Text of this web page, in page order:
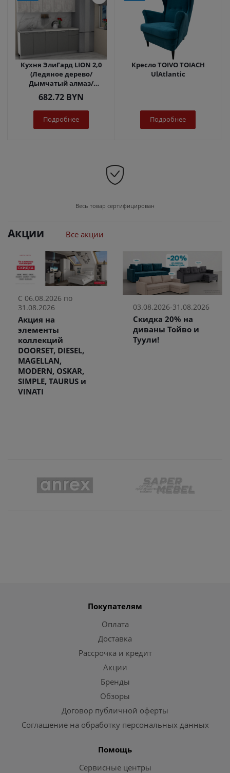
Кухня ЭлиГард LION 2,0
(Ледяное дерево/
Дымчатый алмаз/
Королевский опал)
682.72 BYN
Подробнее
Кресло TOIVO TOIACH
UlAtlantic
Подробнее
Весь товар сертифицирован
Акции Все акции
С 06.08.2026 по
31.08.2026
Акция на
элементы
коллекций
DOORSET, DIESEL,
MAGELLAN,
MODERN, OSKAR,
SIMPLE, TAURUS и
VINATI
03.08.2026-31.08.2026
Скидка 20% на
диваны Тойво и
Туули!
Покупателям
Оплата
Доставка
Рассрочка и кредит
Акции
Бренды
Обзоры
Договор публичной оферты
Соглашение на обработку персональных данных
Помощь
Сервисные центры